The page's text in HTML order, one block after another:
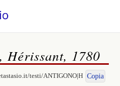
Hérissant, 1780
testi/ANTIGONO|H Copia